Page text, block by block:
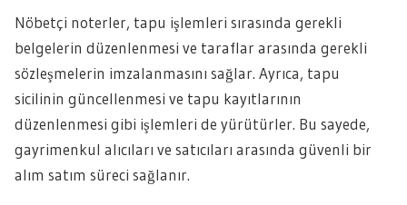
Nöbetçi noterler, tapu işlemleri sırasında gerekli
belgelerin düzenlenmesi ve taraflar arasında gerekli
sözleşmelerin imzalanmasını sağlar. Ayrıca, tapu
sicilinin güncellenmesi ve tapu kayıtlarının
düzenlenmesi gibi işlemleri de yürütürler. Bu sayede,
gayrimenkul alıcıları ve satıcıları arasında güvenli bir
alım satım süreci sağlanır.